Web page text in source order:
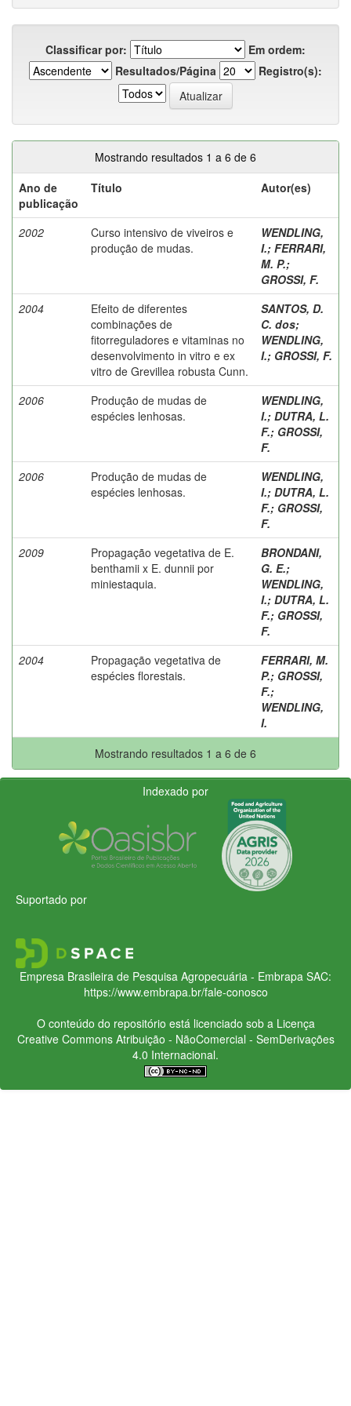
Classificar por:
Em ordem:
Resultados/Página
Registro(s):
Mostrando resultados 1 a 6 de 6
Ano de
publicação
Título Autor(es)
2002
Curso intensivo de viveiros e
produção de mudas.
WENDLING,
I.; FERRARI,
M. P.;
GROSSI, F.
2004
Efeito de diferentes
combinações de
fitorreguladores e vitaminas no
desenvolvimento in vitro e ex
vitro de Grevillea robusta Cunn.
SANTOS, D.
C. dos;
WENDLING,
I.; GROSSI, F.
2006
Produção de mudas de
espécies lenhosas.
WENDLING,
I.; DUTRA, L.
F.; GROSSI,
F.
2006
Produção de mudas de
espécies lenhosas.
WENDLING,
I.; DUTRA, L.
F.; GROSSI,
F.
2009
Propagação vegetativa de E.
benthamii x E. dunnii por
miniestaquia.
BRONDANI,
G. E.;
WENDLING,
I.; DUTRA, L.
F.; GROSSI,
F.
2004
Propagação vegetativa de
espécies florestais.
FERRARI, M.
P.; GROSSI,
F.;
WENDLING,
I.
Mostrando resultados 1 a 6 de 6
Indexado por
Suportado por
Empresa Brasileira de Pesquisa Agropecuária - Embrapa SAC:
https://www.embrapa.br/fale-conosco
O conteúdo do repositório está licenciado sob a Licença
Creative CommonsAtribuição - NãoComercial - SemDerivações
4.0 Internacional.